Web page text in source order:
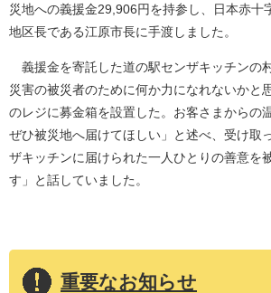
災地への義援金29,906円を持参し、日本赤十
地区長である江原市長に手渡しました。
義援金を寄託した道の駅センザキッチンの
災害の被災者のために何か力になれないかと
のレジに募金箱を設置した。お客さまからの
ぜひ被災地へ届けてほしい」と述べ、受け取
ザキッチンに届けられた一人ひとりの善意を
す」と話していました。
重要なお知らせ